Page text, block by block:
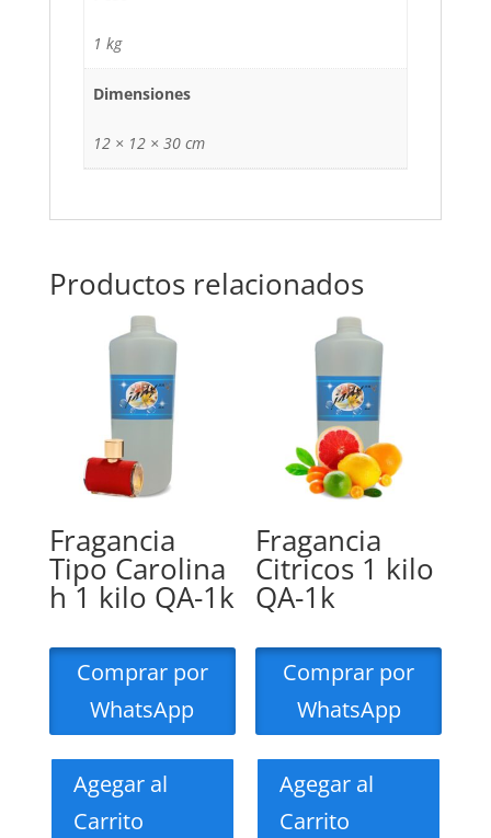
1 kg
Dimensiones
12 × 12 × 30 cm
Productos relacionados
Fragancia
Tipo Carolina
h 1 kilo QA-1k
Comprar por
WhatsApp
Agegar al
Carrito
Fragancia
Citricos 1 kilo
QA-1k
Comprar por
WhatsApp
Agegar al
Carrito